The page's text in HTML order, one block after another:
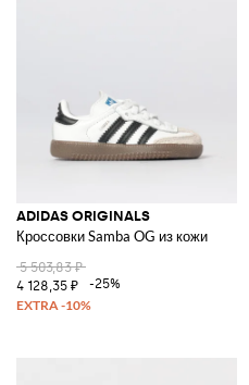
ADIDAS ORIGINALS
Кроссовки Samba OG из кожи
5 503,83 ₽
4 128,35 ₽
-25%